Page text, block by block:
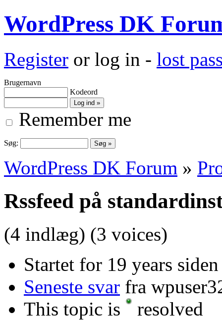
WordPress DK
Register or log in - lost
Brugernavn
Kodeord
Remember me
Søg:
WordPress DK Forum »
Rssfeed på
(4 indlæg) (3 voices)
Startet for 19 years
Seneste svar fra
This topic is
resolved